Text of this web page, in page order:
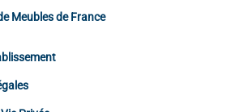
Meubles de France